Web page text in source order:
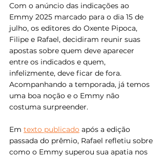
Com o anúncio das indicações ao
Emmy 2025 marcado para o dia 15 de
julho, os editores do Oxente Pipoca,
Filipe e Rafael, decidiram reunir suas
apostas sobre quem deve aparecer
entre os indicados e quem,
infelizmente, deve ficar de fora.
Acompanhando a temporada, já temos
uma boa noção e o Emmy não
costuma surpreender.
Em texto publicado após a edição
passada do prêmio, Rafael refletiu sobre
como o Emmy superou sua apatia nos